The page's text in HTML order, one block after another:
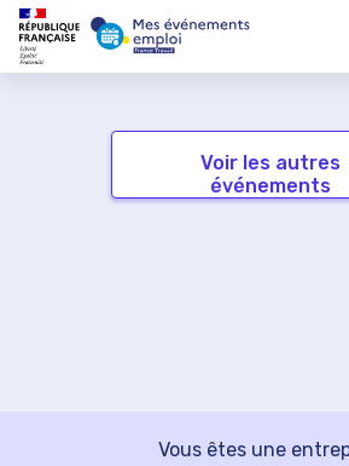
Voir les autres
événements
Vous êtes une